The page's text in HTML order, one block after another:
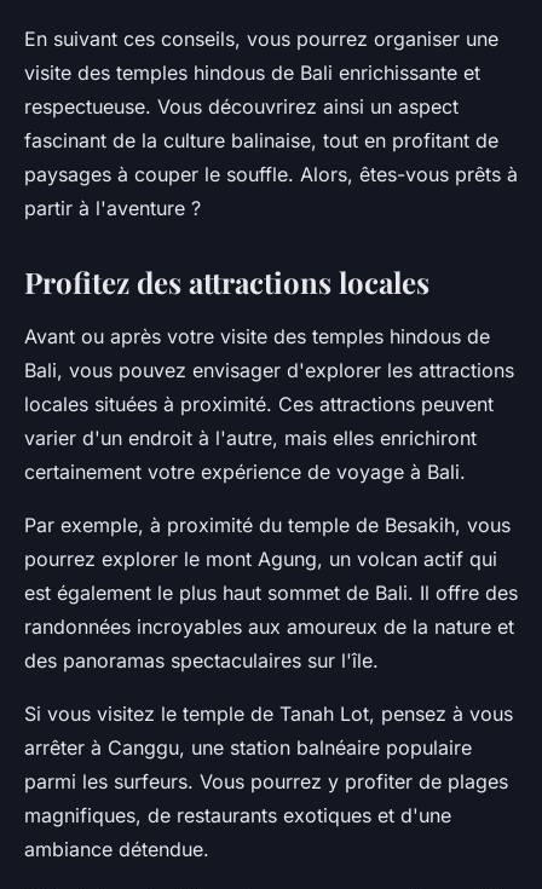
En suivant ces conseils, vous pourrez organiser une
visite des temples hindous de Bali enrichissante et
respectueuse. Vous découvrirez ainsi un aspect
fascinant de la culture balinaise, tout en profitant de
paysages à couper le souffle. Alors, êtes-vous prêts à
partir à l'aventure ?
Profitez des attractions locales
Avant ou après votre visite des temples hindous de
Bali, vous pouvez envisager d'explorer les attractions
locales situées à proximité. Ces attractions peuvent
varier d'un endroit à l'autre, mais elles enrichiront
certainement votre expérience de voyage à Bali.
Par exemple, à proximité du temple de Besakih, vous
pourrez explorer le mont Agung, un volcan actif qui
est également le plus haut sommet de Bali. Il offre des
randonnées incroyables aux amoureux de la nature et
des panoramas spectaculaires sur l'île.
Si vous visitez le temple de Tanah Lot, pensez à vous
arrêter à Canggu, une station balnéaire populaire
parmi les surfeurs. Vous pourrez y profiter de plages
magnifiques, de restaurants exotiques et d'une
ambiance détendue.